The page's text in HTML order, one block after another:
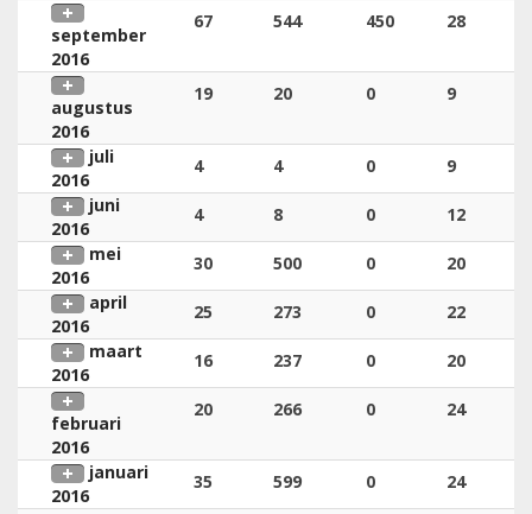
september
2016
67 544 450 28
augustus
2016
19 20 0 9
juli
2016
4 4 0
9
juni
2016
4 8 0
12
mei
2016
30 500 0
20
april
2016
25 273 0
22
maart
2016
16 237 0 20
februari
2016
20 266 0 24
januari
2016
35 599 0 24